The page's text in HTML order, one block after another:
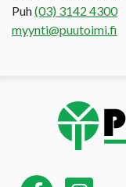
Puh(03) 3142 4300
myynti@puutoimi.fi